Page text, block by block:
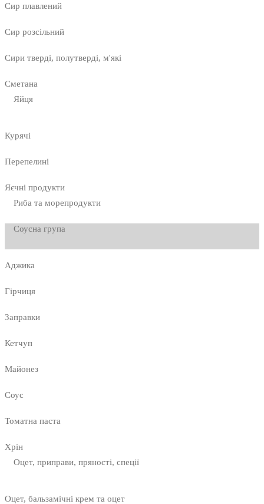
Сир плавлений
Сир розсільний
Сири тверді, полутверді, м'які
Сметана
Яйця
Курячі
Перепелині
Яєчні продукти
Риба та морепродукти
Соусна група
Аджика
Гірчиця
Заправки
Кетчуп
Майонез
Соус
Томатна паста
Хрін
Оцет, приправи, пряності, спеції
Оцет, бальзамічні крем та оцет